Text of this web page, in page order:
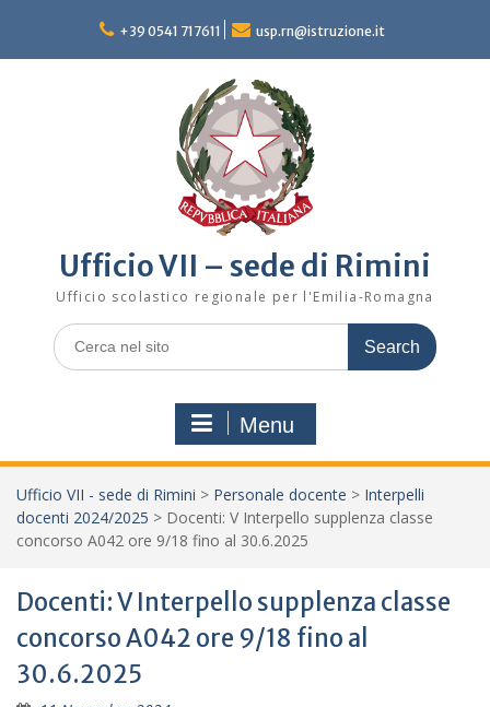
content
+39 0541 717611 usp.rn@istruzione.it
Ufficio VII – sede di Rimini
Ufficio scolastico regionale per l'Emilia-Romagna
Search
for:
Menu
Ufficio VII - sede di Rimini > Personale docente > Interpelli
docenti 2024/2025 > Docenti: V Interpello supplenza classe
concorso A042 ore 9/18 fino al 30.6.2025
Docenti: V Interpello supplenza classe
concorso A042 ore 9/18 fino al
30.6.2025